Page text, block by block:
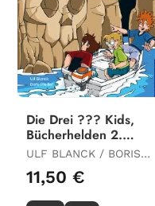
Die Drei ??? Kids,
Bücherhelden 2.
Klasse, Rätselhafte
ULF BLANCK / BORIS
11,50 €